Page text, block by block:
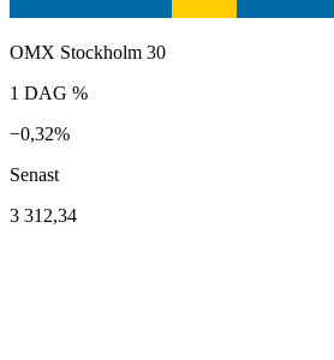
OMX Stockholm 30
1 DAG %
−0,32%
Senast
3 312,34